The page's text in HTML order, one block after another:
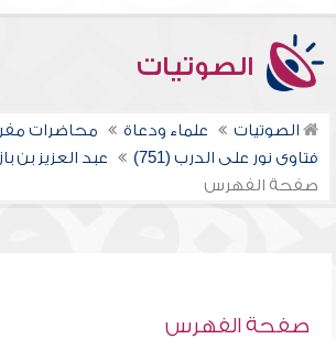
الصوتيات
الصوتيات علماء ودعاة
محاضرات
فتاوى نور على الدرب (751)
عبد العزيز بن باز
صفحة الفهرس
صفحة الفهرس